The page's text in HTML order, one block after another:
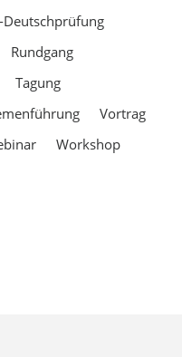
Deutschprüfung
Rundgang
Tagung
Vortrag
Workshop